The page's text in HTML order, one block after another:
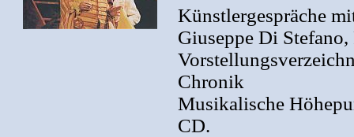
Künstlergespräche
Giuseppe Di
Chronik
Musikalische
CD.